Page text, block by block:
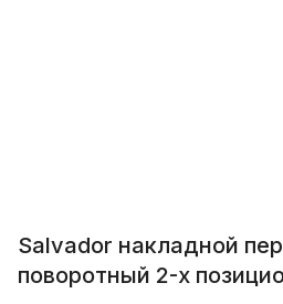
Salvador накладной
поворотный 2-х